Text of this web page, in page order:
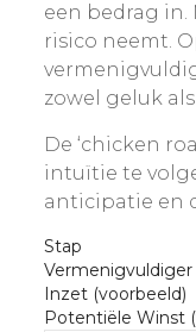
een bedrag
risico neemt.
zowel geluk
De ‘chicken
intuïtie te
anticipatie en
Stap
Vermenigvuldiger
Inzet (voorbeeld)
Potentiële Winst